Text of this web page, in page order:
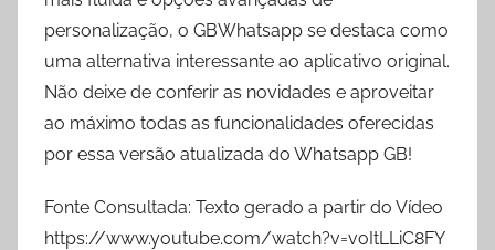
personalização, o GBWhatsapp se destaca como
uma alternativa interessante ao aplicativo original.
Não deixe de conferir as novidades e aproveitar
ao máximo todas as funcionalidades oferecidas
por essa versão atualizada do Whatsapp GB!
Fonte Consultada: Texto gerado a partir do Vídeo
https://www.youtube.com/watch?v=voItLLiC8FY